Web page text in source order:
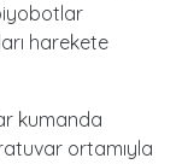
harekete
kumanda
ortamıyla